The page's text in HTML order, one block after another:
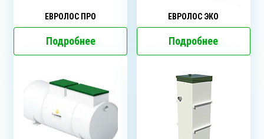
ЕВРОЛОС ПРО
Подробнее
ЕВРОЛОС ЭКО
Подробнее